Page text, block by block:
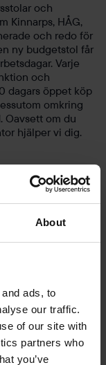
About
ads, to
our traffic.
of our site with
partners who
you’ve
och
Kinnarps, HÅG,
och redo för
ny budgetstol får
Varje
och
dagars öppet köp
omkring
Oavsett om du
hjälper vi dig.